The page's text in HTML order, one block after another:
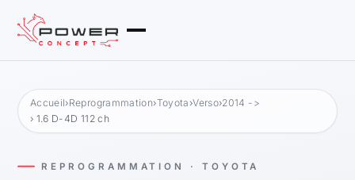
Accueil›Reprogrammation›Toyota ›Verso›2014 ->
› 1.6 D-4D 112 ch
REPROGRAMMATION · TOYOTA